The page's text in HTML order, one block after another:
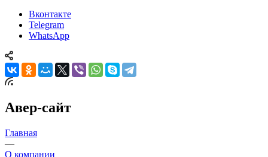
Вконтакте
Telegram
WhatsApp
Авер-сайт
Главная
—
О компании